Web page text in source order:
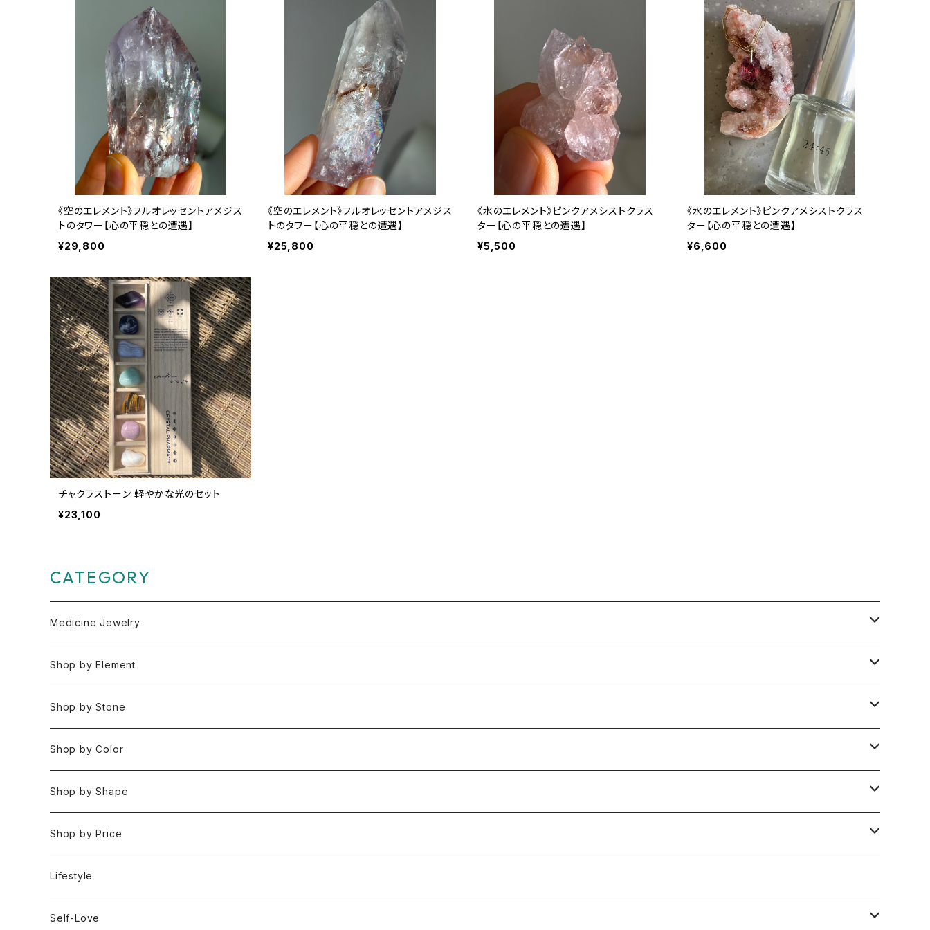
《空のエレメント》フルオレッセントアメジス
トのタワー【心の平穏との遭遇】
¥29,800
《空のエレメント》フルオレッセントアメジス
トのタワー【心の平穏との遭遇】
¥25,800
《水のエレメント》ピンクアメシストクラス
ター【心の平穏との遭遇】
¥5,500
《水のエレメント》ピンクアメシストクラス
ター【心の平穏との遭遇】
¥6,600
チャクラストーン 軽やかな光のセット
¥23,100
CATEGORY
Medicine Jewelry
Pendant Charms
Bracelets
Necklaces
Rings
Earrings
Keychain Charms & Accessories
Imported Collection
Shop by Element
Space 空(気づき,余白,真実）
Water 水(癒し,潤い,鎮静)
Fire 火(情熱,勇気,希望)
Air 風(思考,表現,循環)
Eart 土(グラウンディング,安定,現実)
5 Element Set
Shop by Stone
おみくじ
アイオライト
アクアマリン
アゲート
アズライト
Shop by Color
Clear / White
Gold
Silver
Red / Orange
Shop by Shape
Rough 原石
Tumbled タンブル
Loose ルース
Shop by Price
Under ¥3000
¥3001〜¥5000
Lifestyle
Self-Love